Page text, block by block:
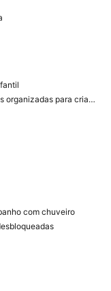
Atividades organizadas para crianças
com chuveiro